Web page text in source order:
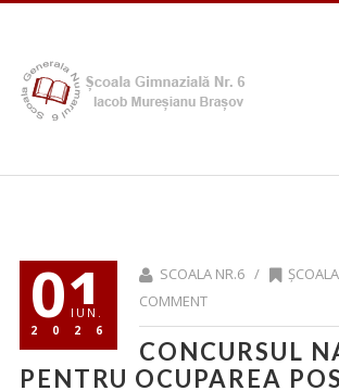
01
IUN.
2026
SCOALA NR.6 /
COMMENT
CONCURSUL
PENTRU OCUPAREA